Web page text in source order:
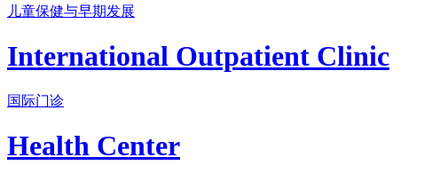
儿童保健与早期发展
International Outpatient Clinic
国际门诊
Health Center